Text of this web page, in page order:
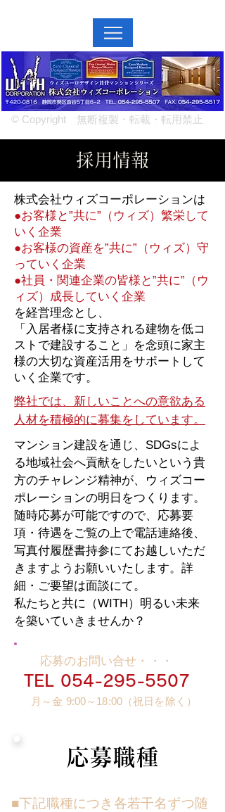
© Copyright 無断複製・転載・転用禁止
採用情報
株式会社ウィズコーポレーションは
●お客様と”共に”（ウィズ）繁栄して
いく企業
●お客様の資産を”共に”（ウィズ）守
っていく企業
●社員・関連企業の皆様と”共に”（ウ
ィズ）成長していく企業
を経営理念とし、
「入居者様に支持される建物を低コ
ストで建設すること」を念頭に家主
様の大切な資産活用をサポートして
いく企業です。
弊社では、新しいことへの意欲ある
人材を積極的に募集をしています。
マンション建設を通じ、SDGsによ
る地域社会へ貢献をしたいという貴
方のチャレンジ精神が、ウィズコー
ポレーションの明日をつくります。
随時応募が可能ですので、応募要
項・待遇をご覧の上で電話連絡後、
写真付履歴書持参にてお越しいただ
きますようお願いいたします。詳
細・ご要望は面談にて。
私たちと共に（WITH）明るい未来
を築いていきませんか？
応募のお問い合せ・・・
TEL 054-295-5507
月～金 9:00～18:00（祝日を除く）
応募職種
■下記職種につき各若干名ずつ随